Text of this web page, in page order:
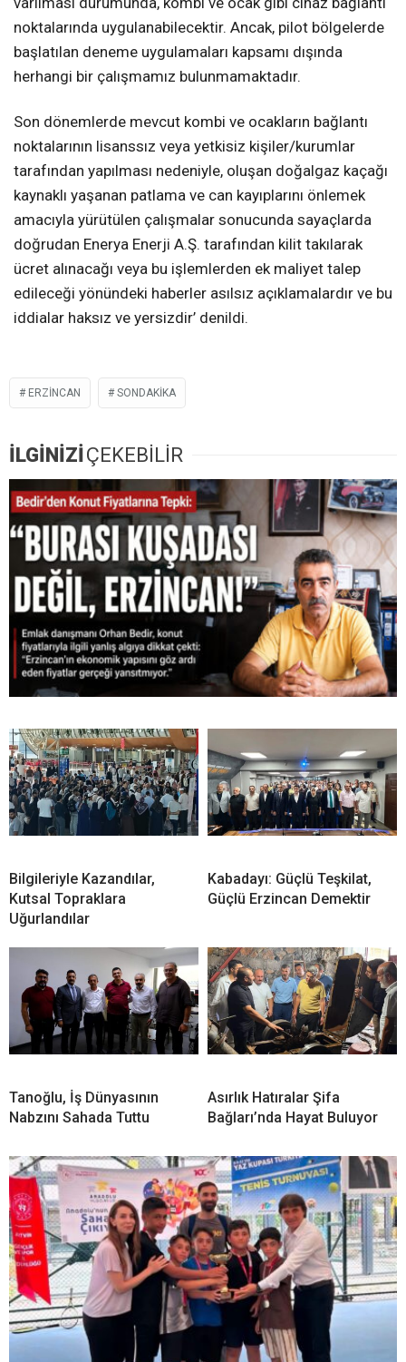
noktalarında uygulanabilecektir. Ancak, pilot bölgelerde
başlatılan deneme uygulamaları kapsamı dışında
herhangi bir çalışmamız bulunmamaktadır.
Son dönemlerde mevcut kombi ve ocakların bağlantı
noktalarının lisanssız veya yetkisiz kişiler/kurumlar
tarafından yapılması nedeniyle, oluşan doğalgaz kaçağı
kaynaklı yaşanan patlama ve can kayıplarını önlemek
amacıyla yürütülen çalışmalar sonucunda sayaçlarda
doğrudan Enerya Enerji A.Ş. tarafından kilit takılarak
ücret alınacağı veya bu işlemlerden ek maliyet talep
edileceği yönündeki haberler asılsız açıklamalardır ve bu
iddialar haksız ve yersizdir’ denildi.
ERZINCAN SONDAKIKA
İLGİNİZİÇEKEBİLİR
Bilgileriyle Kazandılar,
Kutsal Topraklara
Uğurlandılar
Kabadayı: Güçlü Teşkilat,
Güçlü Erzincan Demektir
Tanoğlu, İş Dünyasının
Nabzını Sahada Tuttu
Asırlık Hatıralar Şifa
Bağları’nda Hayat Buluyor